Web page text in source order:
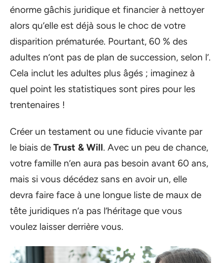
énorme gâchis juridique et financier à nettoyer
alors qu’elle est déjà sous le choc de votre
disparition prématurée. Pourtant, 60 % des
adultes n’ont pas de plan de succession, selon l’.
Cela inclut les adultes plus âgés ; imaginez à
quel point les statistiques sont pires pour les
trentenaires !
Créer un testament ou une fiducie vivante par
le biais de Trust & Will. Avec un peu de chance,
votre famille n’en aura pas besoin avant 60 ans,
mais si vous décédez sans en avoir un, elle
devra faire face à une longue liste de maux de
tête juridiques n’a pas l’héritage que vous
voulez laisser derrière vous.